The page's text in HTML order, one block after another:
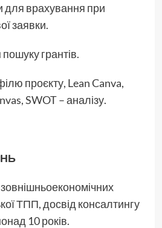
для врахування при
заявки.
грантів.
проєкту, Lean Canva,
SWOT – аналізу.
ТПП, досвід консалтингу
10 років.